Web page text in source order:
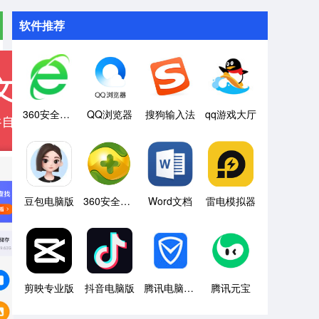
软件推荐
360安全浏览器 QQ浏览器 搜狗输入法 qq游戏大厅
豆包电脑版 360安全卫士 Word文档 雷电模拟器
剪映专业版 抖音电脑版 腾讯电脑管家 腾讯元宝